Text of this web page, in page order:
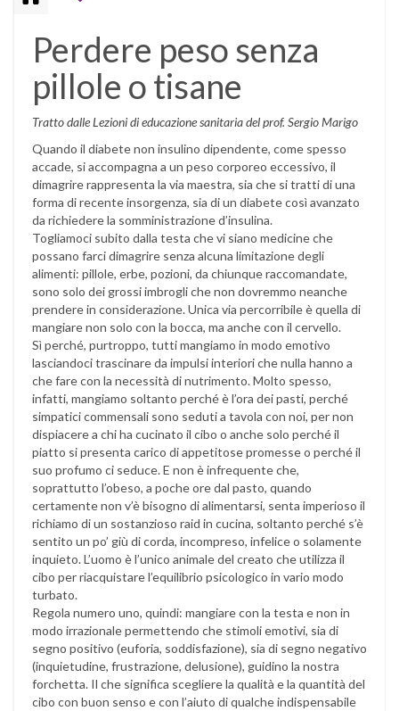
Perdere peso senza
pillole o tisane
Tratto dalle Lezioni di educazione sanitaria del prof. Sergio Marigo
Quando il diabete non insulino dipendente, come spesso
accade, si accompagna a un peso corporeo eccessivo, il
dimagrire rappresenta la via maestra, sia che si tratti di una
forma di recente insorgenza, sia di un diabete così avanzato
da richiedere la somministrazione d’insulina.
Togliamoci subito dalla testa che vi siano medicine che
possano farci dimagrire senza alcuna limitazione degli
alimenti: pillole, erbe, pozioni, da chiunque raccomandate,
sono solo dei grossi imbrogli che non dovremmo neanche
prendere in considerazione. Unica via percorribile è quella di
mangiare non solo con la bocca, ma anche con il cervello.
Sì perché, purtroppo, tutti mangiamo in modo emotivo
lasciandoci trascinare da impulsi interiori che nulla hanno a
che fare con la necessità di nutrimento. Molto spesso,
infatti, mangiamo soltanto perché è l’ora dei pasti, perché
simpatici commensali sono seduti a tavola con noi, per non
dispiacere a chi ha cucinato il cibo o anche solo perché il
piatto si presenta carico di appetitose promesse o perché il
suo profumo ci seduce. E non è infrequente che,
soprattutto l’obeso, a poche ore dal pasto, quando
certamente non v’è bisogno di alimentarsi, senta imperioso il
richiamo di un sostanzioso raid in cucina, soltanto perché s’è
sentito un po’ giù di corda, incompreso, infelice o solamente
inquieto. L’uomo è l’unico animale del creato che utilizza il
cibo per riacquistare l’equilibrio psicologico in vario modo
turbato.
Regola numero uno, quindi: mangiare con la testa e non in
modo irrazionale permettendo che stimoli emotivi, sia di
segno positivo (euforia, soddisfazione), sia di segno negativo
(inquietudine, frustrazione, delusione), guidino la nostra
forchetta. Il che significa scegliere la qualità e la quantità del
cibo con buon senso e con l’aiuto di qualche indispensabile